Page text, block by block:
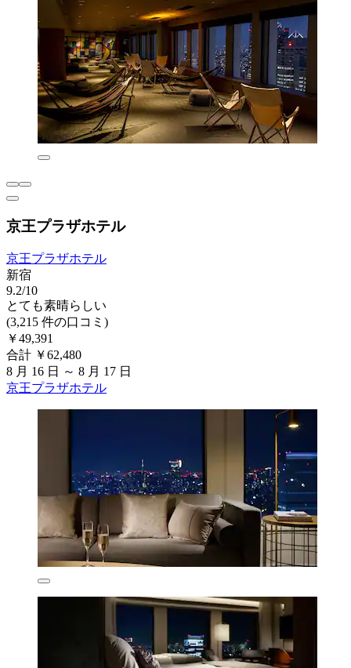
京王プラザホテル
京王プラザホテル
新宿
9.2/10
とても素晴らしい
(3,215 件の口コミ)
￥49,391
合計 ￥62,480
8 月 16 日 ～ 8 月 17 日
京王プラザホテル